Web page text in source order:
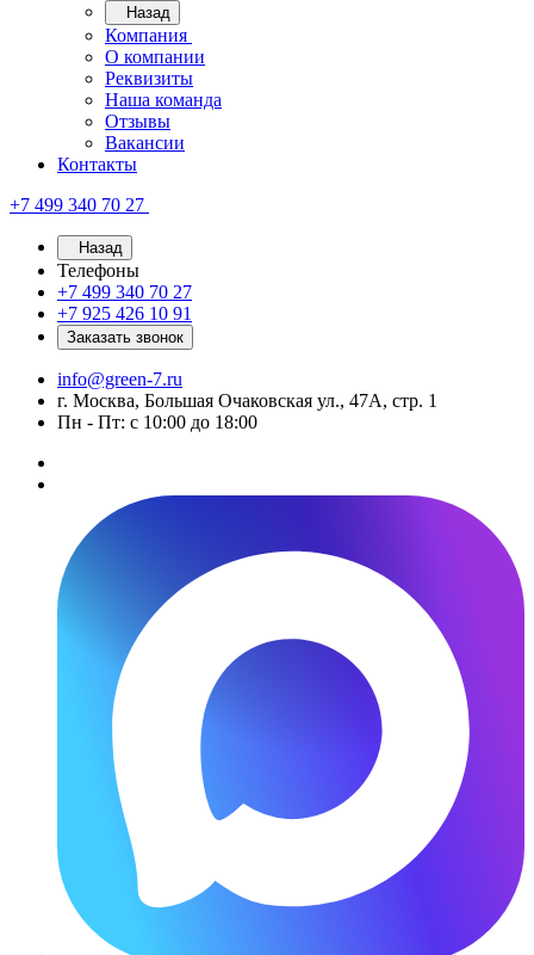
Назад
Компания
О компании
Реквизиты
Наша команда
Отзывы
Вакансии
Контакты
+7 499 340 70 27
Назад
Телефоны
+7 499 340 70 27
+7 925 426 10 91
Заказать звонок
info@green-7.ru
г. Москва, Большая Очаковская ул., 47А, стр. 1
Пн - Пт: с 10:00 до 18:00